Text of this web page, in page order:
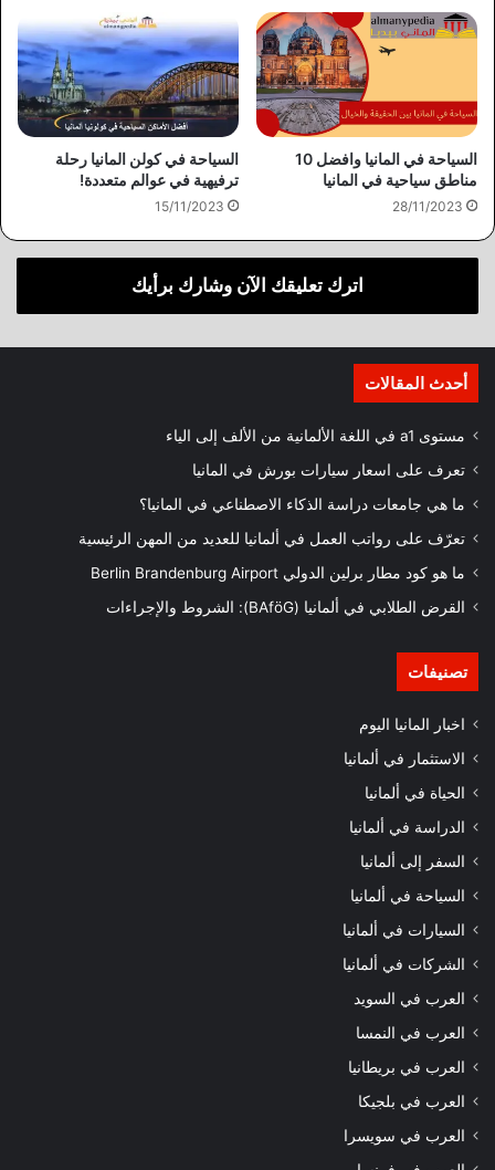
السياحة في المانيا وافضل 10
مناطق سياحية في المانيا
28/11/2023
السياحة في كولن المانيا رحلة
ترفيهية في عوالم متعددة!
15/11/2023
اترك تعليقك الآن وشارك برأيك
أحدث المقالات
مستوى a1 في اللغة الألمانية من الألف إلى الياء
تعرف على اسعار سيارات بورش في المانيا
ما هي جامعات دراسة الذكاء الاصطناعي في المانيا؟
تعرّف على رواتب العمل في ألمانيا للعديد من المهن الرئيسية
ما هو كود مطار برلين الدولي Berlin Brandenburg Airport
القرض الطلابي في ألمانيا (BAföG): الشروط والإجراءات
تصنيفات
اخبار المانيا اليوم
الاستثمار في ألمانيا
الحياة في ألمانيا
الدراسة في ألمانيا
السفر إلى ألمانيا
السياحة في ألمانيا
السيارات في ألمانيا
الشركات في ألمانيا
العرب في السويد
العرب في النمسا
العرب في بريطانيا
العرب في بلجيكا
العرب في سويسرا